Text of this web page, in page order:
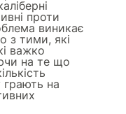
проти
виникає
з тими, які
важко
на те що
грають на